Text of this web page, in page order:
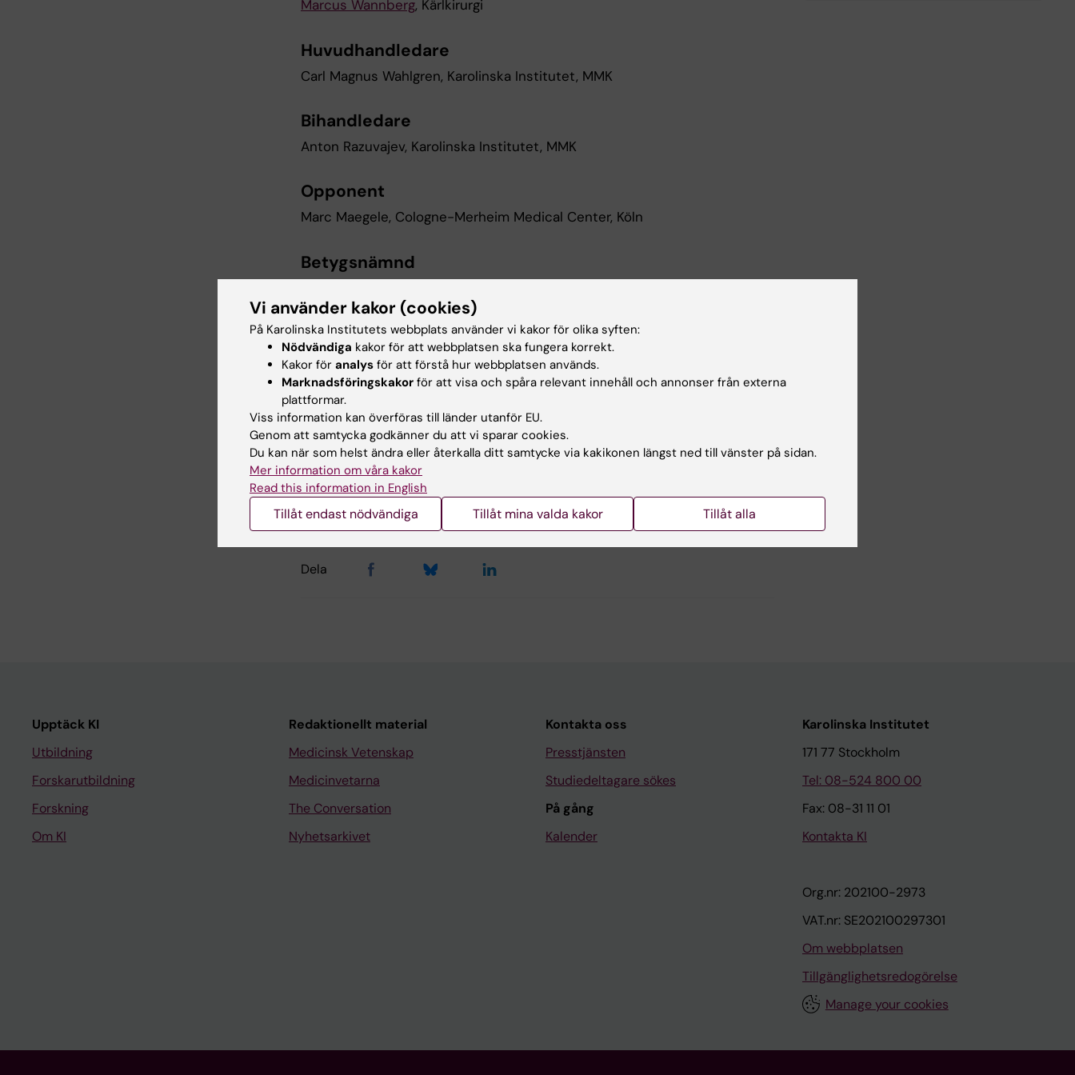
Marcus Wannberg, Kärlkirurgi
Huvudhandledare
Carl Magnus Wahlgren, Karolinska Institutet, MMK
Bihandledare
Anton Razuvajev, Karolinska Institutet, MMK
Opponent
Marc Maegele, Cologne-Merheim Medical Center, Köln
Betygsnämnd
Anders Enocsson, Karolinska Institutet, MMK
Sofia Ramström, Örebro Universitet
Tags
Hjärt-kärlsjukdomar
Redaktör:Lilian Pagrot
Sidan uppdaterad:2026-02-17
Dela
Upptäck KI
Utbildning
Forskarutbildning
Forskning
Om KI
Redaktionellt material
Medicinsk Vetenskap
Medicinvetarna
The Conversation
Nyhetsarkivet
Kontakta oss
Presstjänsten
Studiedeltagare sökes
På gång
Kalender
Karolinska Institutet
171 77 Stockholm
Tel: 08-524 800 00
Fax: 08-31 11 01
Kontakta KI
Org.nr: 202100-2973
VAT.nr: SE202100297301
Om webbplatsen
Tillgänglighetsredogörelse
Manage your cookies
Vi använder kakor (cookies)
På Karolinska Institutets webbplats använder vi kakor för olika syften:
Nödvändiga kakor för att webbplatsen ska fungera korrekt.
Kakor för analys för att förstå hur webbplatsen används.
Marknadsföringskakor för att visa och spåra relevant innehåll och annonser från externa
plattformar.
Viss information kan överföras till länder utanför EU.
Genom att samtycka godkänner du att vi sparar cookies.
Du kan när som helst ändra eller återkalla ditt samtycke via kakikonen längst ned till vänster på sidan.
Mer information om våra kakor
Read this information in English
Tillåt endast nödvändiga Tillåt mina valda kakor Tillåt alla